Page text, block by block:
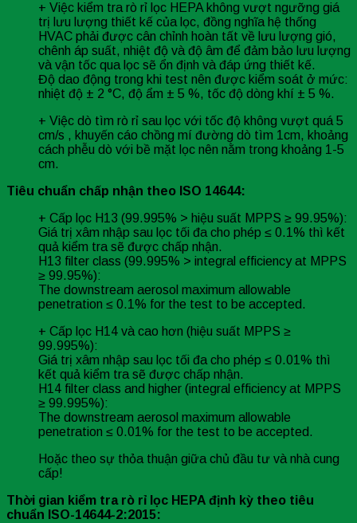
+ Việc kiểm tra rò rỉ lọc HEPA không vượt ngưỡng giá
trị lưu lượng thiết kế của lọc, đồng nghĩa hệ thống
HVAC phải được cân chỉnh hoàn tất về lưu lượng gió,
chênh áp suất, nhiệt độ và độ âm để đảm bảo lưu lượng
và vận tốc qua lọc sẽ ổn định và đáp ứng thiết kế.
Độ dao động trong khi test nên được kiểm soát ở mức:
nhiệt độ ± 2 °C, độ ẩm ± 5 %, tốc độ dòng khí ± 5 %.
+ Việc dò tìm rò rỉ sau lọc với tốc độ không vượt quá 5
cm/s , khuyến cáo chồng mí đường dò tìm 1cm, khoảng
cách phễu dò với bề mặt lọc nên nằm trong khoảng 1-5
cm.
Tiêu chuẩn chấp nhận theo ISO 14644:
+ Cấp lọc H13 (99.995% > hiệu suất MPPS ≥ 99.95%):
Giá trị xâm nhập sau lọc tối đa cho phép ≤ 0.1% thì kết
quả kiểm tra sẽ được chấp nhận.
H13 filter class (99.995% > integral efficiency at MPPS
≥ 99.95%):
The downstream aerosol maximum allowable
penetration ≤ 0.1% for the test to be accepted.
+ Cấp lọc H14 và cao hơn (hiệu suất MPPS ≥
99.995%):
Giá trị xâm nhập sau lọc tối đa cho phép ≤ 0.01% thì
kết quả kiểm tra sẽ được chấp nhận.
H14 filter class and higher (integral efficiency at MPPS
≥ 99.995%):
The downstream aerosol maximum allowable
penetration ≤ 0.01% for the test to be accepted.
Hoặc theo sự thỏa thuận giữa chủ đầu tư và nhà cung
cấp!
Thời gian kiểm tra rò rỉ lọc HEPA định kỳ theo tiêu
chuẩn ISO-14644-2:2015: